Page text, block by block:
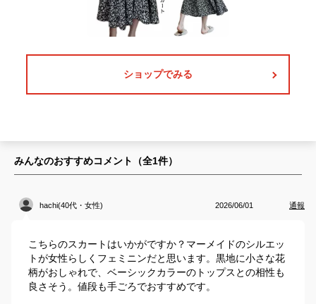
ショップでみる
みんなのおすすめコメント（全1件）
hachi(40代・女性) 2026/06/01 通報
こちらのスカートはいかがですか？マーメイドのシルエッ
トが女性らしくフェミニンだと思います。黒地に小さな花
柄がおしゃれで、ベーシックカラーのトップスとの相性も
良さそう。値段も手ごろでおすすめです。